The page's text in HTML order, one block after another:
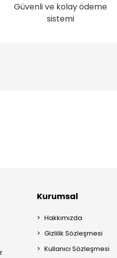
Güvenli ve kolay ödeme
sistemi
Kurumsal
Hakkımızda
Gizlilik Sözleşmesi
Kullanıcı Sözleşmesi